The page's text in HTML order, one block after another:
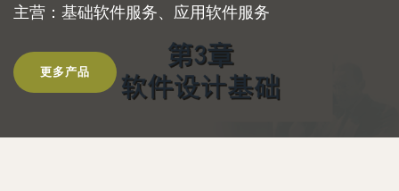
主营：基础软件服务、应用软件服务
更多产品